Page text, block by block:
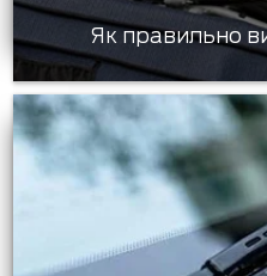
Як правильно